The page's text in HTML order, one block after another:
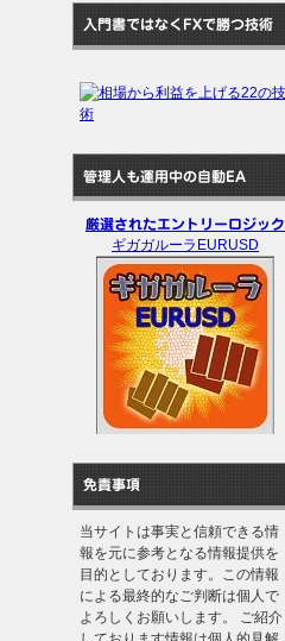
入門書ではなくFXで勝つ技術
管理人も運用中の自動EA
厳選されたエントリーロジック
ギガガルーラEURUSD
免責事項
当サイトは事実と信頼できる情
報を元に参考となる情報提供を
目的としております。この情報
による最終的なご判断は個人で
よろしくお願いします。 ご紹介